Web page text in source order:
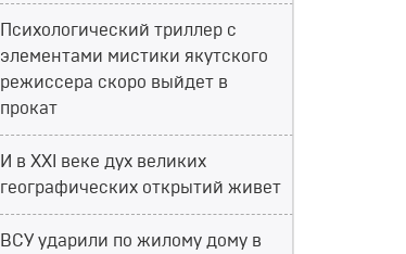
Психологический триллер с
элементами мистики якутского
режиссера скоро выйдет в
прокат
И в XXI веке дух великих
географических открытий живет
ВСУ ударили по жилому дому в